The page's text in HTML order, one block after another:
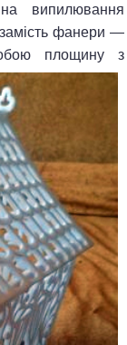
випилювання
замість фанери —
площину з